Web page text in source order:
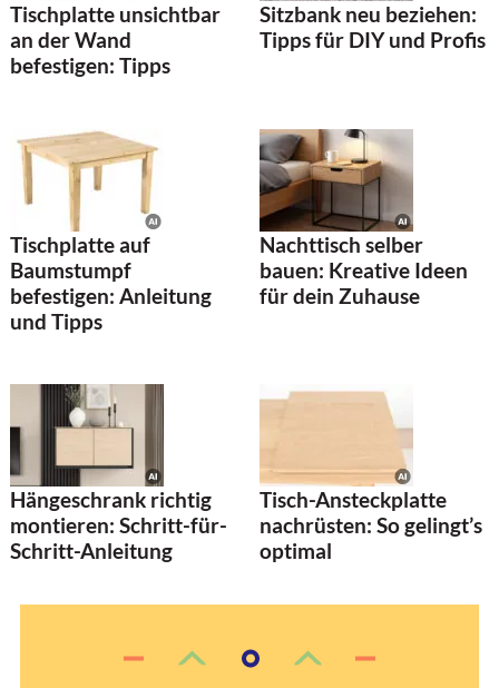
Tischplatte unsichtbar
an der Wand
befestigen: Tipps
Sitzbank neu beziehen:
Tipps für DIY und Profis
Tischplatte auf
Baumstumpf
befestigen: Anleitung
und Tipps
Nachttisch selber
bauen: Kreative Ideen
für dein Zuhause
Hängeschrank richtig
montieren: Schritt-für-
Schritt-Anleitung
Tisch-Ansteckplatte
nachrüsten: So gelingt’s
optimal